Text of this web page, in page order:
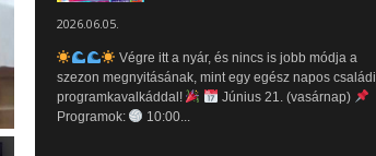
2026.06.05.
Végre itt a nyár, és nincs is jobb módja a
szezon megnyitásának, mint egy egész napos családi
programkavalkáddal!
Június 21. (vasárnap)
Programok:
10:00...